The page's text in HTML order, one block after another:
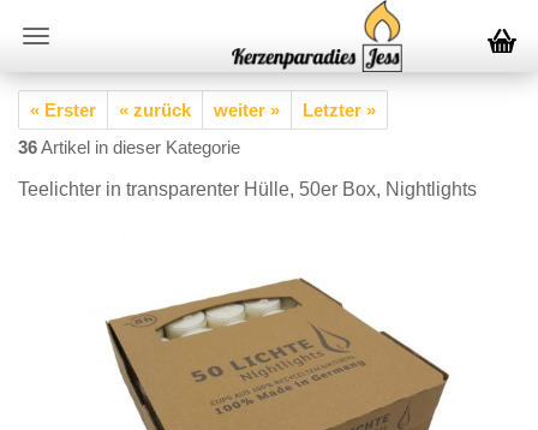
« Erster « zurück weiter »
Letzter »
36Artikel in dieser Kategorie
Teelichter in transparenter Hülle, 50er Box, Nightlights